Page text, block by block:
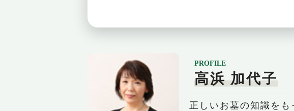
PROFILE
高浜 加代子
正しいお墓の知識を